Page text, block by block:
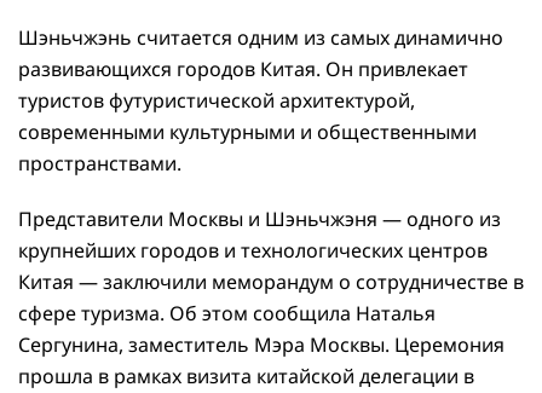
Шэньчжэнь считается одним из самых динамично
развивающихся городов Китая. Он привлекает
туристов футуристической архитектурой,
современными культурными и общественными
пространствами.
Представители Москвы и Шэньчжэня — одного из
крупнейших городов и технологических центров
Китая — заключили меморандум о сотрудничестве в
сфере туризма. Об этом сообщила Наталья
Сергунина, заместитель Мэра Москвы. Церемония
прошла в рамках визита китайской делегации в